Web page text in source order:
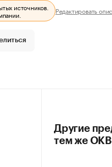
источников. Редактировать
Другие
тем же